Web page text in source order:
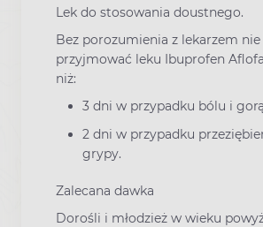
Lek do stosowania doustnego.
Bez porozumienia z lekarzem nie
przyjmować leku Ibuprofen
niż:
3 dni w przypadku bólu i
2 dni w przypadku
grypy.
Zalecana dawka
Dorośli i młodzież w wieku